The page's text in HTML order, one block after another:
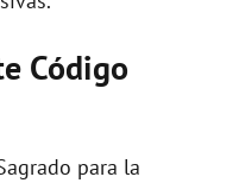
Código
para la